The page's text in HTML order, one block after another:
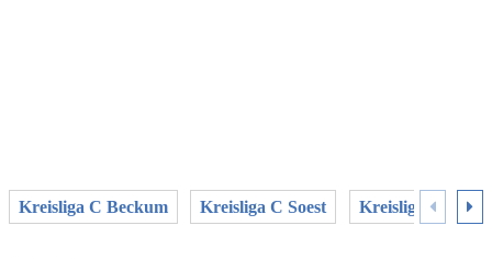
Kreisliga C Beckum Kreisliga C Soest Kreisliga C1